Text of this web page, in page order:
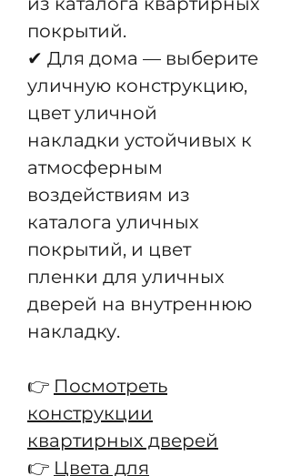
покрытий.
✔ Для дома — выберите
уличную конструкцию,
цвет уличной
накладки устойчивых к
атмосферным
воздействиям из
каталога уличных
покрытий, и цвет
пленки для уличных
дверей на внутреннюю
накладку.
👉 Посмотреть
конструкции
квартирных дверей
👉 Цвета для